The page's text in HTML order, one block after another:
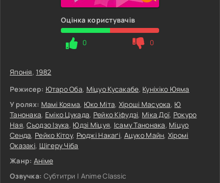
Оцінка користувачів
0 0
Японія,1982
Режисер: Ютаро Оба, Міцуо Кусакабе, Куніхіко Юяма
У ролях: Мамі Кояма, Юко Міта, Хіроші Масуока, Ю
Танонака, Еміко Цукада, Рейко Кіфудзі, Міка Дої, Рокуро
Ная,Сьодзо Ізука, Юдзі Міцуя, Ісаму Танонака, Міцуо
Сенда, Рейко Кітоу, Рюджі Накаґі, Ацуко Майн, Хіромі
Оказакі, Шігеру Чіба
Жанр: Аніме
Озвучка: Субтитри | Anime Classic